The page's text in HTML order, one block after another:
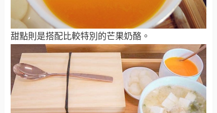
甜點則是搭配比較特別的芒果奶酪。